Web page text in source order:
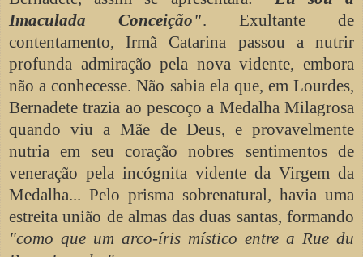
Imaculada Conceição". Exultante de
contentamento, Irmã Catarina passou a nutrir
profunda admiração pela nova vidente, embora
não a conhecesse. Não sabia ela que, em Lourdes,
Bernadete trazia ao pescoço a Medalha Milagrosa
quando viu a Mãe de Deus, e provavelmente
nutria em seu coração nobres sentimentos de
veneração pela incógnita vidente da Virgem da
Medalha... Pelo prisma sobrenatural, havia uma
estreita união de almas das duas santas, formando
"como que um arco-íris místico entre a Rue du